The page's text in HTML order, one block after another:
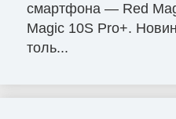
смартфона — Red
Magic 10S Pro+.
толь...